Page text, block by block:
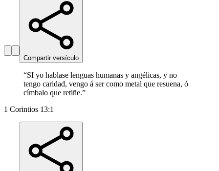
Compartir versículo
“SI yo hablase lenguas humanas y angélicas, y no
tengo caridad, vengo á ser como metal que resuena, ó
címbalo que retiñe.”
1 Corintios 13:1